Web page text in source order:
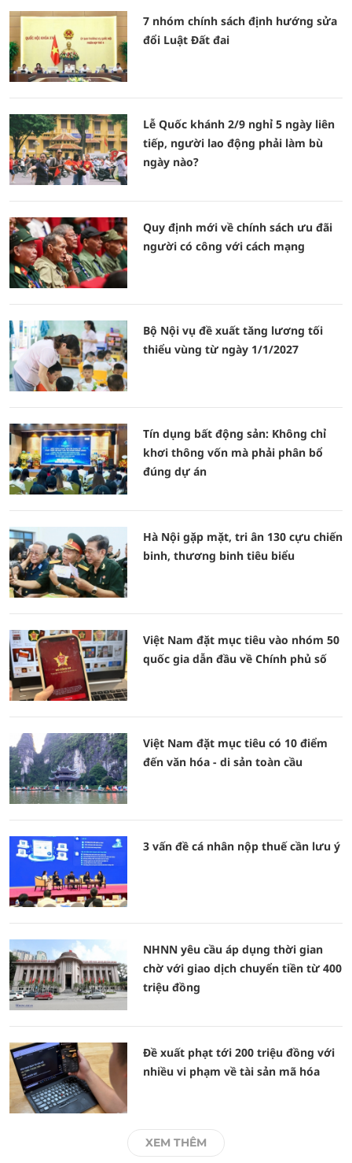
7 nhóm chính sách định hướng sửa
đổi Luật Đất đai
Lễ Quốc khánh 2/9 nghỉ 5 ngày liên
tiếp, người lao động phải làm bù
ngày nào?
Quy định mới về chính sách ưu đãi
người có công với cách mạng
Bộ Nội vụ đề xuất tăng lương tối
thiểu vùng từ ngày 1/1/2027
Tín dụng bất động sản: Không chỉ
khơi thông vốn mà phải phân bổ
đúng dự án
Hà Nội gặp mặt, tri ân 130 cựu chiến
binh, thương binh tiêu biểu
Việt Nam đặt mục tiêu vào nhóm 50
quốc gia dẫn đầu về Chính phủ số
Việt Nam đặt mục tiêu có 10 điểm
đến văn hóa - di sản toàn cầu
3 vấn đề cá nhân nộp thuế cần lưu ý
NHNN yêu cầu áp dụng thời gian
chờ với giao dịch chuyển tiền từ 400
triệu đồng
Đề xuất phạt tới 200 triệu đồng với
nhiều vi phạm về tài sản mã hóa
XEM THÊM